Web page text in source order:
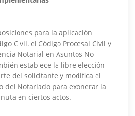
para la aplicación
Civil, el Código Procesal Civil y
Notarial en Asuntos No
establece la libre elección
del solicitante y modifica el
del Notariado para exonerar la
en ciertos actos.